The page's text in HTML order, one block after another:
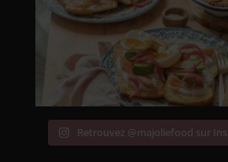
Retrouvez @majoliefood sur